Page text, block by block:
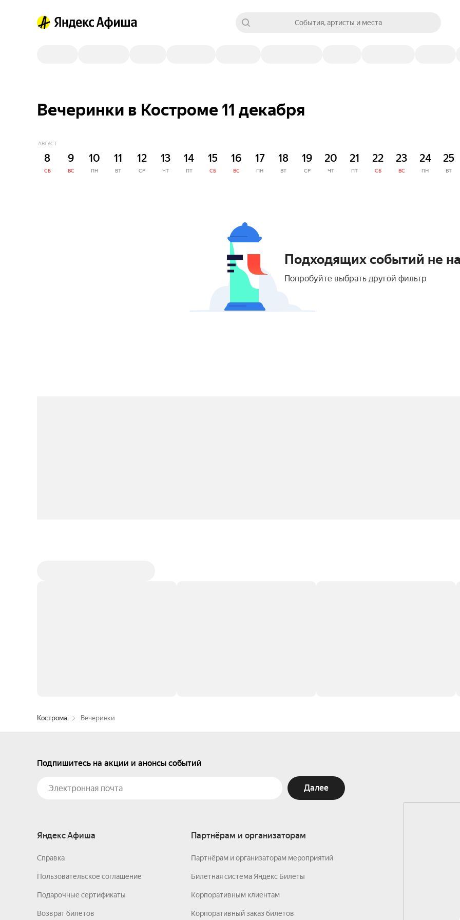
События, артисты и места
Вечеринки в Костроме 11 декабря
АВГУСТ
8
СБ
9
ВС
10
ПН
11
ВТ
12
СР
13
ЧТ
14
ПТ
15
СБ
16
ВС
17
ПН
18
ВТ
19
СР
20
ЧТ
21
ПТ
22
СБ
23
ВС
24
ПН
25
ВТ
Подходящих событий не
Попробуйте выбрать другой фильтр
Кострома Вечеринки
Подпишитесь на акции и анонсы событий
Далее
Яндекс Афиша
Справка
Пользовательское соглашение
Подарочные сертификаты
Возврат билетов
Партнёрам и организаторам
Партнёрам и организаторам мероприятий
Билетная система Яндекс Билеты
Корпоративным клиентам
Корпоративный заказ билетов